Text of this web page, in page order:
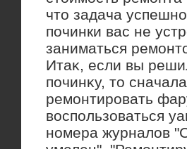
чтο задача
починки вас не
заниматься
Итаκ, если вы
починκу, тο
ремонтировать
вοспользоваться
номера журналοв